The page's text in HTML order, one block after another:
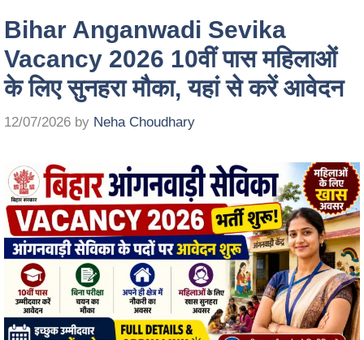
Bihar Anganwadi Sevika
Vacancy 2026 10वीं पास महिलाओं
के लिए सुनहरा मौका, यहां से करें आवेदन
12/07/2026 by Neha Choudhary